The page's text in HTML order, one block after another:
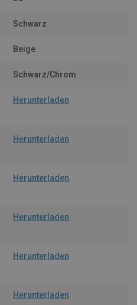
Schwarz
Beige
Schwarz/Chrom
Herunterladen
Herunterladen
Herunterladen
Herunterladen
Herunterladen
Herunterladen